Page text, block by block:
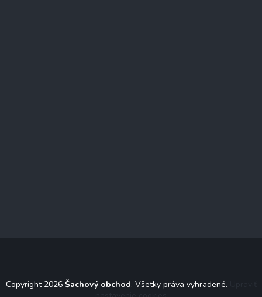
Copyright 2026 Šachový obchod. Všetky práva vyhradené.